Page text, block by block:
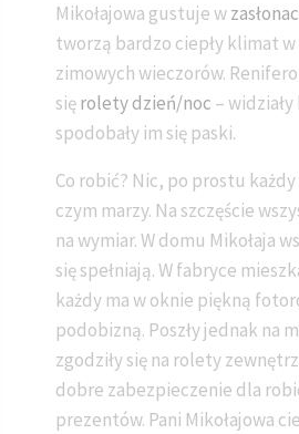
Mikołajowa gustuje w
tworzą bardzo ciepły klimat w
zimowych wieczorów.
sięrolety dzień/noc –
spodobały im się paski.
Co robić? Nic, po prostu
czym marzy. Na szczęście
na wymiar. W domu Mikołaja
się spełniają. W fabryce
każdy ma w oknie piękną
podobizną. Poszły jednak na
zgodziły się na rolety
dobre zabezpieczenie dla
prezentów. Pani Mikołajowa